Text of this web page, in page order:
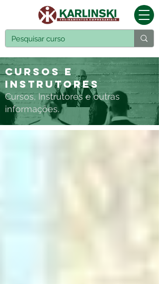
Cursos e
Instrutores
Cursos, Instrutores e outras
informações.